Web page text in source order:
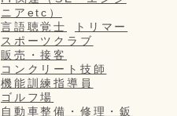
ニアetc）
言語聴覚士
トリマー
スポーツクラブ
販売・接客
コンクリート技師
機能訓練指導員
ゴルフ場
自動車整備・修理・鈑